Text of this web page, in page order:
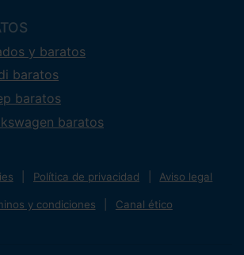
y baratos
baratos
baratos
baratos
Política de privacidad Aviso legal
y condiciones Canal ético